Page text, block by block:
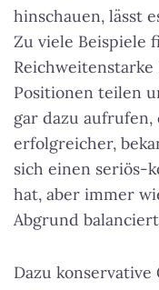
hinschauen, lässt
Zu viele Beispiele
Positionen teilen
gar dazu aufrufen,
erfolgreicher,
sich einen seriös-
hat, aber immer
Abgrund
Dazu konservative